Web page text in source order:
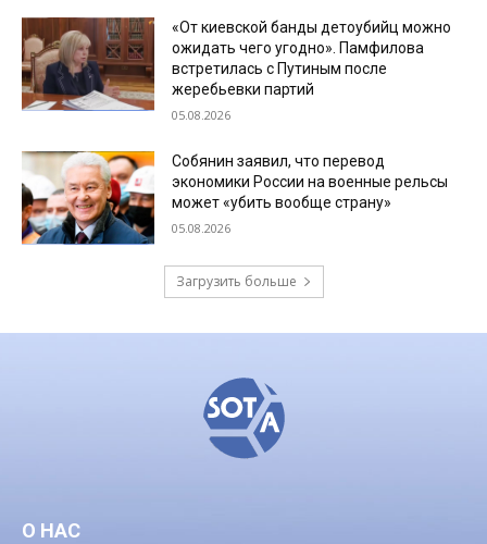
«От киевской банды детоубийц можно
ожидать чего угодно». Памфилова
встретилась с Путиным после
жеребьевки партий
05.08.2026
Собянин заявил, что перевод
экономики России на военные рельсы
может «убить вообще страну»
05.08.2026
Загрузить больше
О НАС